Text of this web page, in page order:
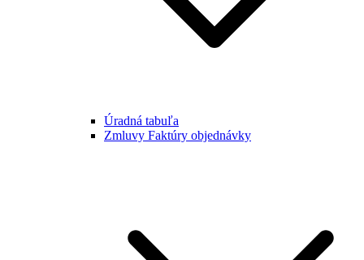
Úradná tabuľa
Zmluvy Faktúry objednávky